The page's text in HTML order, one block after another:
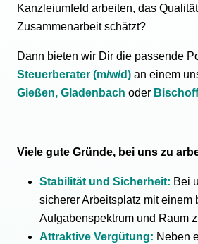
Kanzleiumfeld arbeiten, das
Zusammenarbeit schätzt?
Dann bieten wir Dir die passende
Steuerberater (m/w/d) an einem
Gießen, Gladenbach oder
Viele gute Gründe, bei uns zu
Stabilität und Sicherheit: Bei
sicherer Arbeitsplatz mit einem
Aufgabenspektrum und Raum
Attraktive Vergütung: Neben